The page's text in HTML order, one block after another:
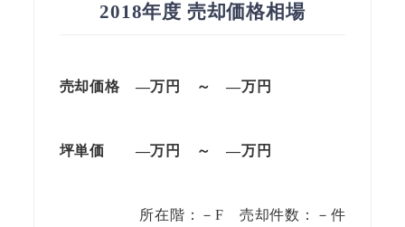
2018年度 売却価格相場
売却価格 —万円 ～—万円
坪単価 —万円 ～—万円
所在階：－F 売却件数：－件